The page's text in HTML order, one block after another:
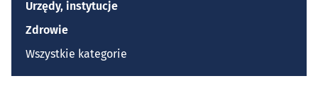
Urzędy, instytucje
Zdrowie
Wszystkie kategorie